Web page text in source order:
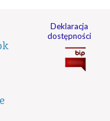
Deklaracja
dostępności